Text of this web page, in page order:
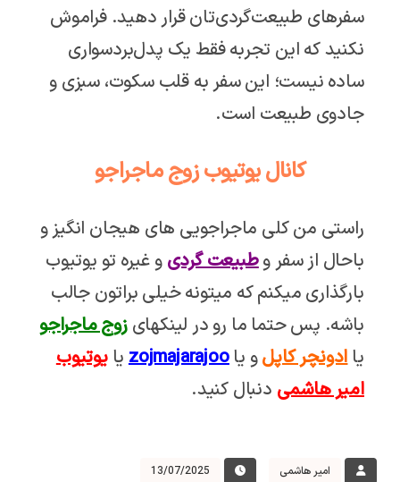
سفرهای طبیعت‌گردی‌تان قرار دهید. فراموش
نکنید که این تجربه فقط یک پدل‌بردسواری
ساده نیست؛ این سفر به قلب سکوت، سبزی و
جادوی طبیعت است.
کانال یوتیوب زوج ماجراجو
راستی من کلی ماجراجویی های هیجان انگیز و
باحال از سفر وطبیعت گردی و غیره تو یوتیوب
بارگذاری میکنم که میتونه خیلی براتون جالب
باشه. پس حتما ما رو در لینکهایزوج ماجراجو
یاادونچر کاپلو یاzojmajarajooیایوتیوب
امیر هاشمی دنبال کنید.
امیر هاشمی 13/07/2025